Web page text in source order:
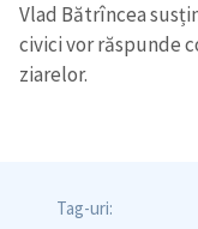
Vlad Bătrîncea
civici vor răspunde
ziarelor.
Tag-uri: